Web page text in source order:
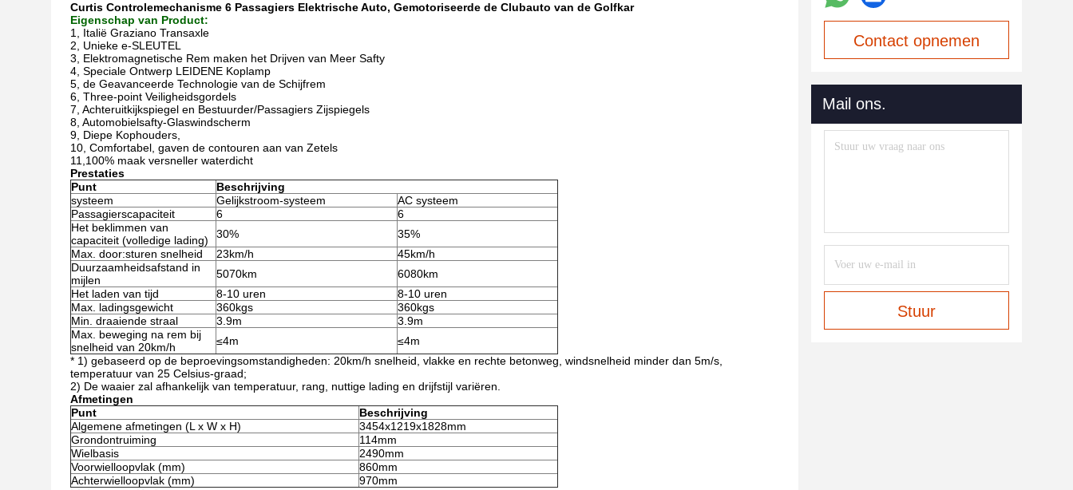
Curtis Controlemechanisme 6 Passagiers Elektrische Auto, Gemotoriseerde de Clubauto van de Golfkar
Eigenschap van Product:
1, Italië Graziano Transaxle
2, Unieke e-SLEUTEL
3, Elektromagnetische Rem maken het Drijven van Meer Safty
4, Speciale Ontwerp LEIDENE Koplamp
5, de Geavanceerde Technologie van de Schijfrem
6, Three-point Veiligheidsgordels
7, Achteruitkijkspiegel en Bestuurder/Passagiers Zijspiegels
8, Automobielsafty-Glaswindscherm
9, Diepe Kophouders,
10, Comfortabel, gaven de contouren aan van Zetels
11,100% maak versneller waterdicht
Prestaties
Punt
Beschrijving
systeem
Gelijkstroom-systeem
AC systeem
Passagierscapaciteit
6
6
Het beklimmen van
capaciteit (volledige lading)
30%
35%
Max. door:sturen snelheid
23km/h
45km/h
Duurzaamheidsafstand in
mijlen
5070km
6080km
Het laden van tijd
8-10 uren
8-10 uren
Max. ladingsgewicht
360kgs
360kgs
Min. draaiende straal
3.9m
3.9m
Max. beweging na rem bij
snelheid van 20km/h
≤4m
≤4m
* 1) gebaseerd op de beproevingsomstandigheden: 20km/h snelheid, vlakke en rechte betonweg, windsnelheid minder dan 5m/s,
temperatuur van 25 Celsius-graad;
2) De waaier zal afhankelijk van temperatuur, rang, nuttige lading en drijfstijl variëren.
Afmetingen
Punt
Beschrijving
Algemene afmetingen (L x W x H)
3454x1219x1828mm
Grondontruiming
114mm
Wielbasis
2490mm
Voorwielloopvlak (mm)
860mm
Achterwielloopvlak (mm)
970mm
Contact opnemen
Mail ons.
Stuur